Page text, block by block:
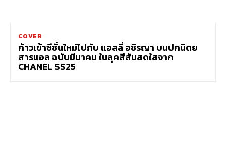
COVER
ก้าวเข้าซีซั่นใหม่ไปกับ แอลลี่ อชิรญา บนปกนิตย
สารแอล ฉบับมีนาคม ในลุคสีสันสดใสจาก
CHANEL SS25